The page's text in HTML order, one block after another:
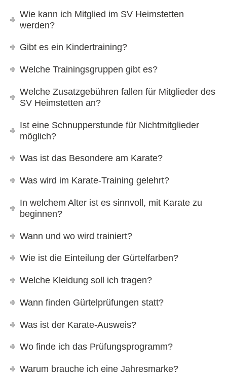
Wie kann ich Mitglied im SV Heimstetten
werden?
Gibt es ein Kindertraining?
Welche Trainingsgruppen gibt es?
Welche Zusatzgebühren fallen für Mitglieder des
SV Heimstetten an?
Ist eine Schnupperstunde für Nichtmitglieder
möglich?
Was ist das Besondere am Karate?
Was wird im Karate-Training gelehrt?
In welchem Alter ist es sinnvoll, mit Karate zu
beginnen?
Wann und wo wird trainiert?
Wie ist die Einteilung der Gürtelfarben?
Welche Kleidung soll ich tragen?
Wann finden Gürtelprüfungen statt?
Was ist der Karate-Ausweis?
Wo finde ich das Prüfungsprogramm?
Warum brauche ich eine Jahresmarke?